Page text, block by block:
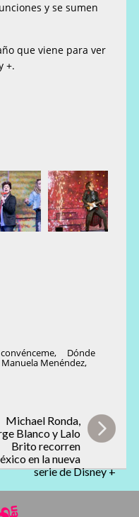
y se sumen
que viene para ver
+.
convénceme, Dónde
Manuela Menéndez,
Michael Ronda,
Blanco y Lalo
Brito recorren
en la nueva
serie de Disney +